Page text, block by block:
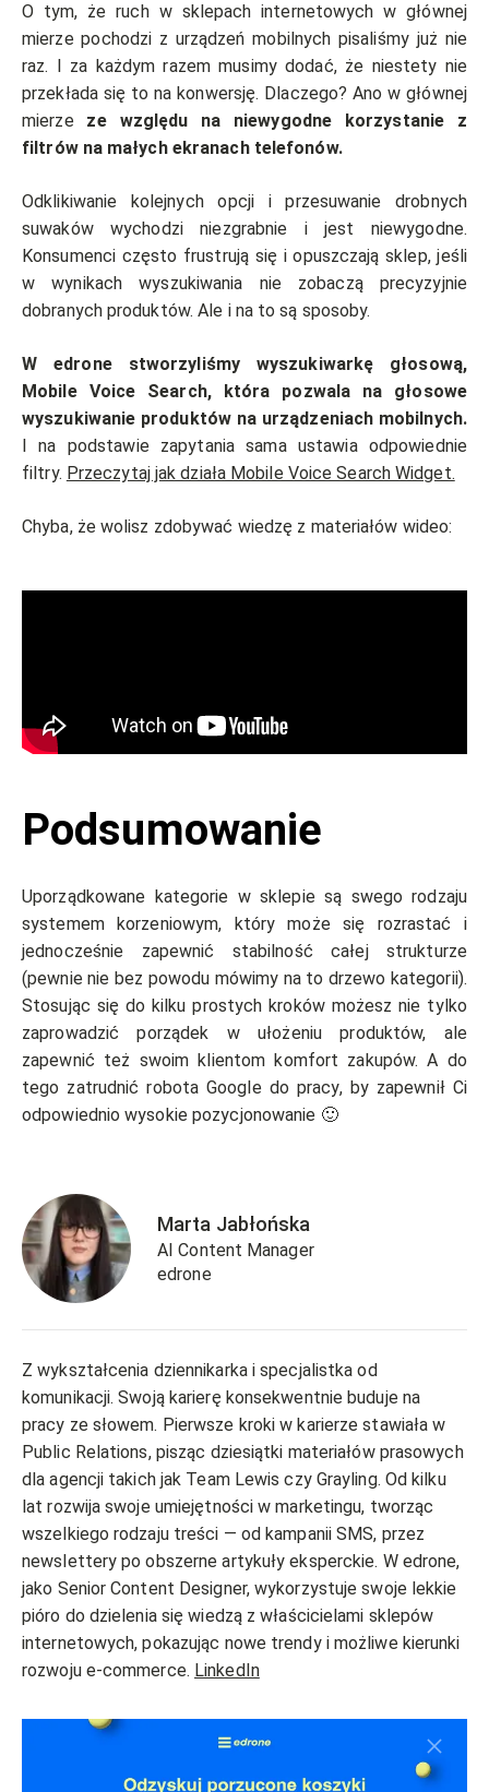
O tym, że ruch w sklepach internetowych w głównej
mierze pochodzi z urządzeń mobilnych pisaliśmy już nie
raz. I za każdym razem musimy dodać, że niestety nie
przekłada się to na konwersję. Dlaczego? Ano w głównej
mierze ze względu na niewygodne korzystanie z
filtrów na małych ekranach telefonów.
Odklikiwanie kolejnych opcji i przesuwanie drobnych
suwaków wychodzi niezgrabnie i jest niewygodne.
Konsumenci często frustrują się i opuszczają sklep, jeśli
w wynikach wyszukiwania nie zobaczą precyzyjnie
dobranych produktów. Ale i na to są sposoby.
W edrone stworzyliśmy wyszukiwarkę głosową,
Mobile Voice Search, która pozwala na głosowe
wyszukiwanie produktów na urządzeniach mobilnych.
I na podstawie zapytania sama ustawia odpowiednie
filtry. Przeczytaj jak działa Mobile Voice Search Widget.
Chyba, że wolisz zdobywać wiedzę z materiałów wideo:
Podsumowanie
Uporządkowane kategorie w sklepie są swego rodzaju
systemem korzeniowym, który może się rozrastać i
jednocześnie zapewnić stabilność całej strukturze
(pewnie nie bez powodu mówimy na to drzewo kategorii).
Stosując się do kilku prostych kroków możesz nie tylko
zaprowadzić porządek w ułożeniu produktów, ale
zapewnić też swoim klientom komfort zakupów. A do
tego zatrudnić robota Google do pracy, by zapewnił Ci
odpowiednio wysokie pozycjonowanie 🙂
Marta Jabłońska
AI Content Manager
edrone
Z wykształcenia dziennikarka i specjalistka od
komunikacji. Swoją karierę konsekwentnie buduje na
pracy ze słowem. Pierwsze kroki w karierze stawiała w
Public Relations, pisząc dziesiątki materiałów prasowych
dla agencji takich jak Team Lewis czy Grayling. Od kilku
lat rozwija swoje umiejętności w marketingu, tworząc
wszelkiego rodzaju treści — od kampanii SMS, przez
newslettery po obszerne artykuły eksperckie. W edrone,
jako Senior Content Designer, wykorzystuje swoje lekkie
pióro do dzielenia się wiedzą z właścicielami sklepów
internetowych, pokazując nowe trendy i możliwe kierunki
rozwoju e-commerce. LinkedIn